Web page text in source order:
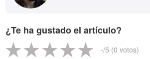
¿Te ha gustado el artículo?
-/5 (0 votos)